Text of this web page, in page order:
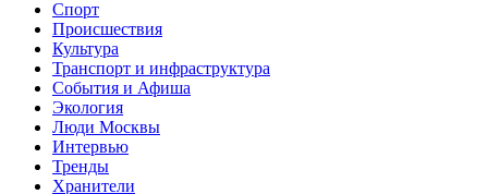
Спорт
Происшествия
Культура
Транспорт и инфраструктура
События и Афиша
Экология
Люди Москвы
Интервью
Тренды
Хранители